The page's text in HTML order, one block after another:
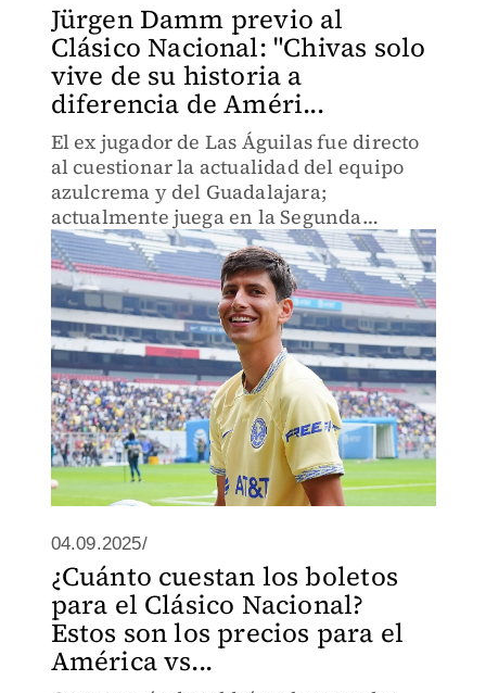
Jürgen Damm previo al
Clásico Nacional: "Chivas solo
vive de su historia a
diferencia de Améri...
El ex jugador de Las Águilas fue directo
al cuestionar la actualidad del equipo
azulcrema y del Guadalajara;
actualmente juega en la Segunda
División de EU
04.09.2025/
¿Cuánto cuestan los boletos
para el Clásico Nacional?
Estos son los precios para el
América vs...